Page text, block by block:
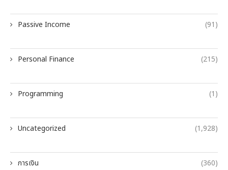
Passive Income (91)
Personal Finance (215)
Programming (1)
Uncategorized (1,928)
การเงิน (360)